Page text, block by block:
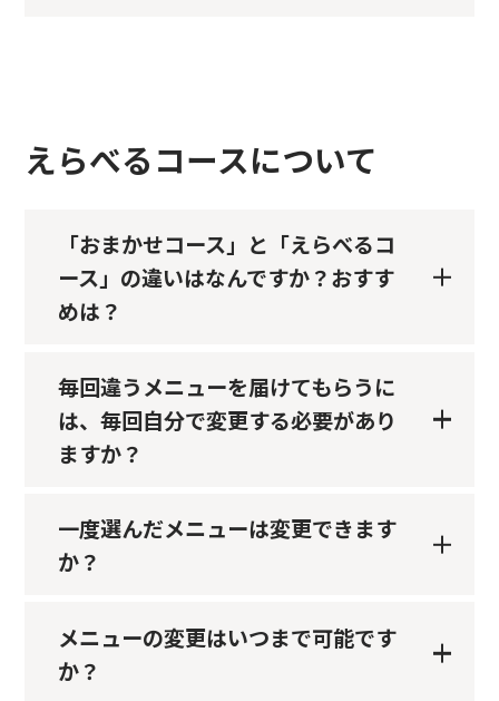
えらべるコースについて
「おまかせコース」と「えらべるコ
ース」の違いはなんですか？おすす
めは？
毎回違うメニューを届けてもらうに
は、毎回自分で変更する必要があり
ますか？
一度選んだメニューは変更できます
か？
メニューの変更はいつまで可能です
か？